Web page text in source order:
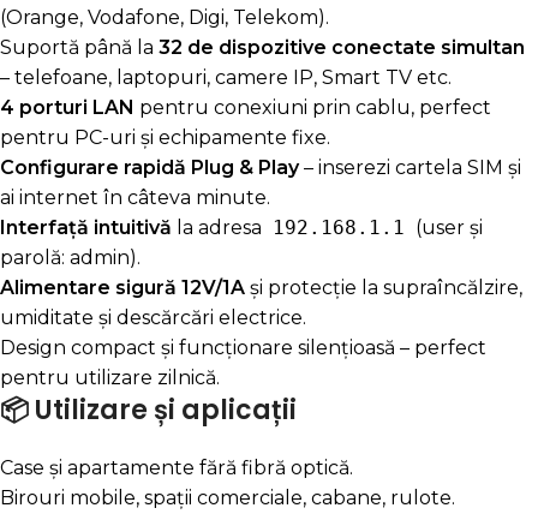
(Orange, Vodafone, Digi, Telekom).
Suportă până la 32 de dispozitive conectate simultan
– telefoane, laptopuri, camere IP, Smart TV etc.
4 porturi LAN pentru conexiuni prin cablu, perfect
pentru PC-uri și echipamente fixe.
Configurare rapidă Plug & Play– inserezi cartela SIM și
ai internet în câteva minute.
Interfață intuitivă la adresa 192.168.1.1
(user și
parolă: admin).
Alimentare sigură 12V/1A și protecție la supraîncălzire,
umiditate și descărcări electrice.
Design compact și funcționare silențioasă – perfect
pentru utilizare zilnică.
📦 Utilizare și aplicații
Case și apartamente fără fibră optică.
Birouri mobile, spații comerciale, cabane, rulote.